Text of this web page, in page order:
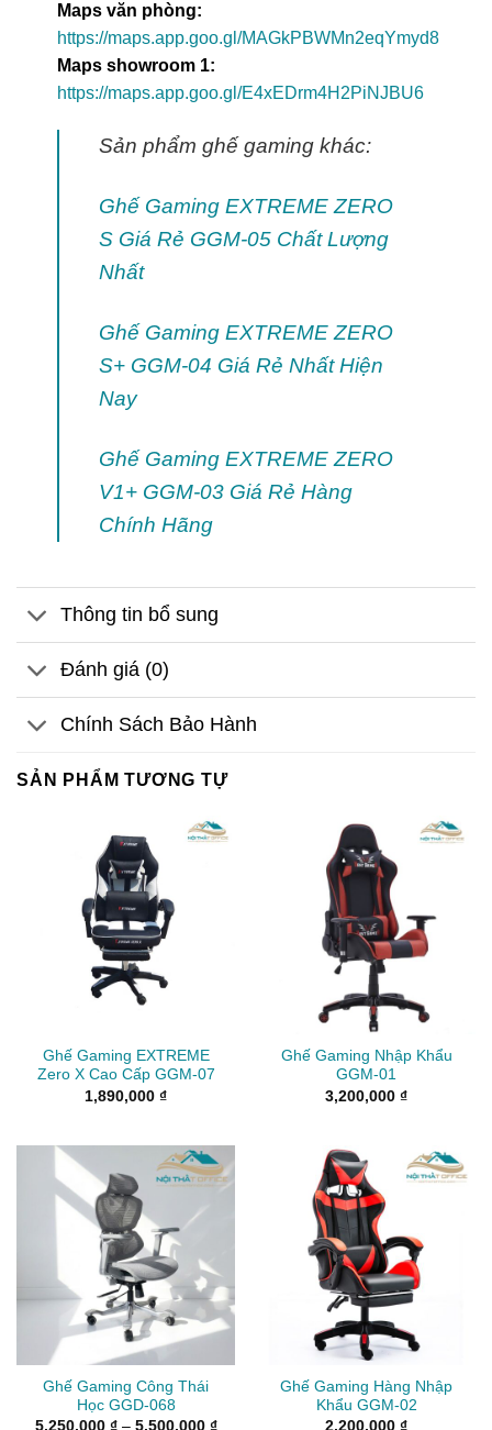
Maps văn phòng:
https://maps.app.goo.gl/MAGkPBWMn2eqYmyd8
Maps showroom 1:
https://maps.app.goo.gl/E4xEDrm4H2PiNJBU6
Sản phẩm ghế gaming khác:
Ghế Gaming EXTREME ZERO
S Giá Rẻ GGM-05 Chất Lượng
Nhất
Ghế Gaming EXTREME ZERO
S+ GGM-04 Giá Rẻ Nhất Hiện
Nay
Ghế Gaming EXTREME ZERO
V1+ GGM-03 Giá Rẻ Hàng
Chính Hãng
Thông tin bổ sung
Đánh giá (0)
Chính Sách Bảo Hành
SẢN PHẨM TƯƠNG TỰ
Ghế Gaming EXTREME
Zero X Cao Cấp GGM-07
1,890,000 ₫
Ghế Gaming Nhập Khẩu
GGM-01
3,200,000 ₫
Ghế Gaming Công Thái
Học GGD-068
5,250,000 ₫ – 5,500,000 ₫Khoảng
Ghế Gaming Hàng Nhập
Khẩu GGM-02
2,200,000 ₫